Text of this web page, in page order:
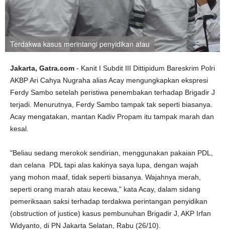
Terdakwa kasus merintangi penyidikan atau
Jakarta, Gatra.com - Kanit I Subdit III Dittipidum Bareskrim Polri
AKBP Ari Cahya Nugraha alias Acay mengungkapkan ekspresi
Ferdy Sambo setelah peristiwa penembakan terhadap Brigadir J
terjadi. Menurutnya, Ferdy Sambo tampak tak seperti biasanya.
Acay mengatakan, mantan Kadiv Propam itu tampak marah dan
kesal.
"Beliau sedang merokok sendirian, menggunakan pakaian PDL,
dan celana PDL tapi alas kakinya saya lupa, dengan wajah
yang mohon maaf, tidak seperti biasanya. Wajahnya merah,
seperti orang marah atau kecewa," kata Acay, dalam sidang
pemeriksaan saksi terhadap terdakwa perintangan penyidikan
(obstruction of justice) kasus pembunuhan Brigadir J, AKP Irfan
Widyanto, di PN Jakarta Selatan, Rabu (26/10).